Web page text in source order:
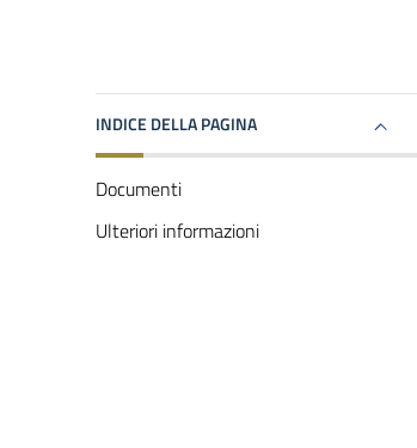
INDICE DELLA PAGINA
Documenti
Ulteriori informazioni